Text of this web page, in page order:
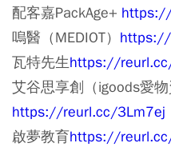
配客嘉PackAge+
嗚醫（MEDIOT） https://
瓦特先生https://
艾谷思享創（igoods愛物
https://reurl.cc/3Lm7ej
啟夢教育https://